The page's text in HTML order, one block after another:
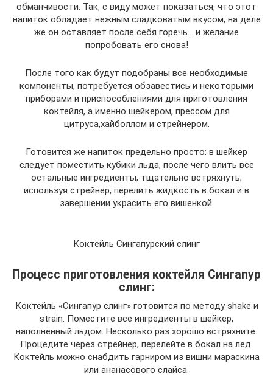
обманчивости. Так, с виду может показаться, что этот
напиток обладает нежным сладковатым вкусом, на деле
же он оставляет после себя горечь… и желание
попробовать его снова!
После того как будут подобраны все необходимые
компоненты, потребуется обзавестись и некоторыми
приборами и приспособлениями для приготовления
коктейля, а именно шейкером, прессом для
цитруса,хайболлом и стрейнером.
Готовится же напиток предельно просто: в шейкер
следует поместить кубики льда, после чего влить все
остальные ингредиенты; тщательно встряхнуть;
используя стрейнер, перелить жидкость в бокал и в
завершении украсить его вишенкой.
Коктейль Сингапурский слинг
Процесс приготовления коктейля Сингапур
слинг:
Коктейль «Сингапур слинг» готовится по методу shake и
strain. Поместите все ингредиенты в шейкер,
наполненный льдом. Несколько раз хорошо встряхните.
Процедите через стрейнер, перелейте в бокал на лед.
Коктейль можно снабдить гарниром из вишни мараскина
или ананасового слайса.